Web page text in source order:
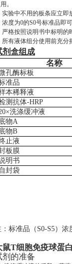
。
实验中不用的板条应立即
浓度为0的S0号标准品即
严格按照说明书中标明的
所有液体组分使用前充分
剂盒组成
名称
孔酶标板
准品
本稀释液
测抗体-HRP
洗涤缓冲液
物A
物B
止液
板膜
明书
自封袋
：标准品（S0-S5）浓
鼠T细胞免疫球蛋
剂的准备